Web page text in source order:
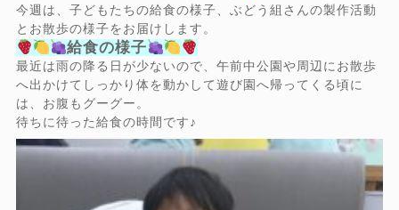
今週は、子どもたちの給食の様子、ぶどう組さんの製作活動
とお散歩の様子をお届けします。
給食の様子
最近は雨の降る日が少ないので、午前中公園や周辺にお散歩
へ出かけてしっかり体を動かして遊び園へ帰ってくる頃に
は、お腹もグーグー。
待ちに待った給食の時間です♪